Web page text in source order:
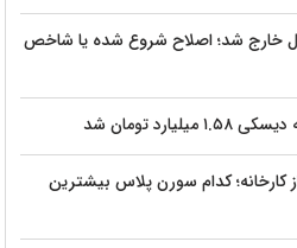
اما ۶.۹ همت پول خارج شد؛ اصلاح شروع شده یا شاخص
تومان شد
از کارخانه؛ کدام سورن پلاس بیشترین